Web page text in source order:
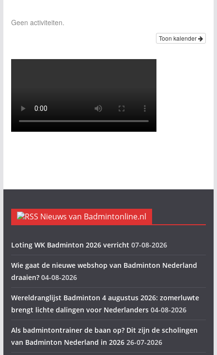
Geen activiteiten.
Toon kalender
Nieuws van Badmintonline.nl
Loting WK Badminton 2026 verricht 07-08-2026
Wie gaat de nieuwe webshop van Badminton Nederland
draaien? 04-08-2026
Wereldranglijst Badminton 4 augustus 2026: zomerluwte
brengt lichte dalingen voor Nederlanders 04-08-2026
Als badmintontrainer de baan op? Dit zijn de scholingen
van Badminton Nederland in 2026 26-07-2026